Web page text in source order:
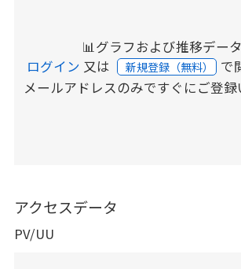
📊グラフおよび推移デー
ログイン 又は 新規登録（無料） で
メールアドレスのみですぐにご登録
アクセスデータ
PV/UU